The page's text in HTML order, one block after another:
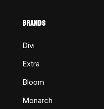
BRANDS
Divi
Extra
Bloom
Monarch